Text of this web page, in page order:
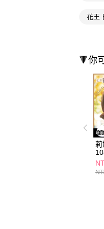
花王
🔻你
莉